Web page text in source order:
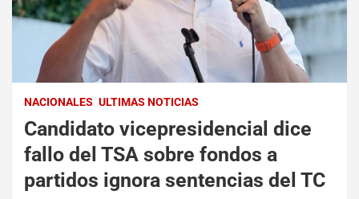
NACIONALES ULTIMAS NOTICIAS
Candidato vicepresidencial dice
fallo del TSA sobre fondos a
partidos ignora sentencias del TC